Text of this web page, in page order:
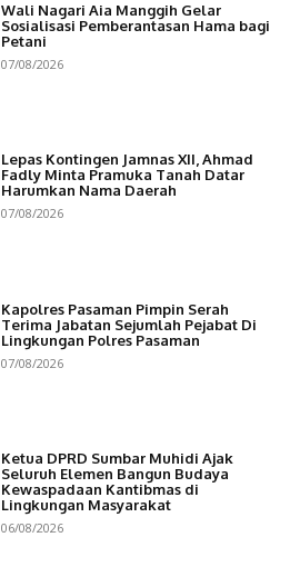
Wali Nagari Aia Manggih Gelar
Sosialisasi Pemberantasan Hama bagi
Petani
07/08/2026
Lepas Kontingen Jamnas XII, Ahmad
Fadly Minta Pramuka Tanah Datar
Harumkan Nama Daerah
07/08/2026
Kapolres Pasaman Pimpin Serah
Terima Jabatan Sejumlah Pejabat Di
Lingkungan Polres Pasaman
07/08/2026
Ketua DPRD Sumbar Muhidi Ajak
Seluruh Elemen Bangun Budaya
Kewaspadaan Kantibmas di
Lingkungan Masyarakat
06/08/2026